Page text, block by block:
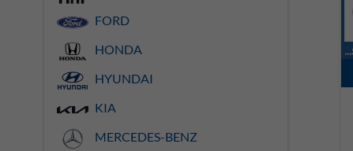
FORD
HONDA
HYUNDAI
KIA
MERCEDES-BENZ